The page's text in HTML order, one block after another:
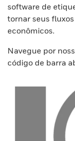
software de
tornar seus
econômicos.
Navegue por
código de barra